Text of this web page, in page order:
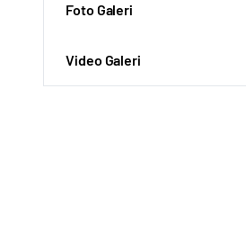
Foto Galeri
Video Galeri